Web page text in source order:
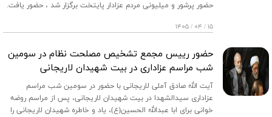
حضور پرشور و میلیونی مردم عزادار پایتخت برگزار شد ، حضور یافت.
۱۵ / ۰۴ / ۱۴۰۵
حضور رییس مجمع تشخیص مصلحت نظام در سومین
شب مراسم عزاداری در بیت شهیدان لاریجانی
آیت الله صادق آملی لاریجانی با حضور در سومین شب مراسم
عزاداری سیدالشهدا در بیت شهیدان لاریجانی، پس از مراسم روضه
خوانی برای ابا عبدالله الحسین(ع)، یاد و خاطره شهیدان لاریجانی را